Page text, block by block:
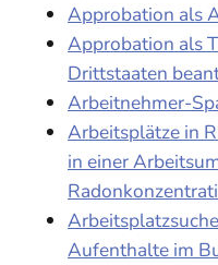
Approbation als
Approbation als
Drittstaaten
Arbeitnehmer-
Arbeitsplätze in
in einer
Aufenthalte im